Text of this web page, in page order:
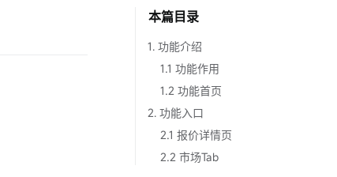
本篇目录
1. 功能介绍
1.1 功能作用
1.2 功能首页
2. 功能入口
2.1 报价详情页
2.2 市场Tab